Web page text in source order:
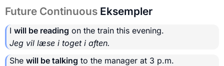
Future Continuous Eksempler
I will be reading on the train this evening.
Jeg vil læse i toget i aften.
She will be talking to the manager at 3 p.m.